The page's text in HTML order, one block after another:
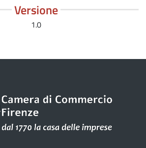
Versione
1.0